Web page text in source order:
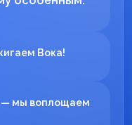
Вока!
— мы воплощаем